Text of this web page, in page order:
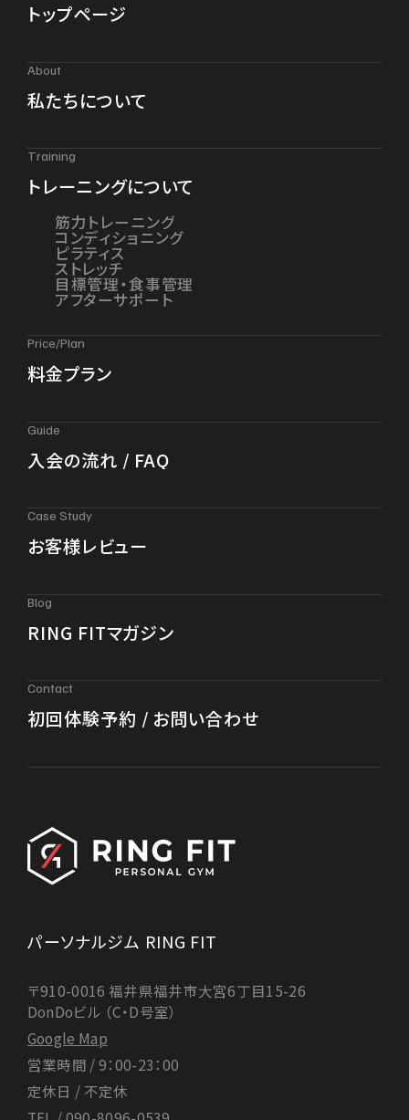
〒910-0016 福井県福井市大宮6丁目15-26
DonDoビル （C・D号室）
Google Map
定休日 / 不定休
© 2024 RING FIT
パーソナルジム RING FIT
〒910-0016 福井県福井市大宮6丁目15-26
DonDoビル （C・D号室）
Google Map
営業時間 / 9：00-23：00
定休日 / 不定休
トップページ
About
私たちについて
Training
トレーニングについて
筋力トレーニング
コンディショニング
ピラティス
ストレッチ
目標管理・食事管理
アフターサポート
Price/Plan
料金プラン
Guide
入会の流れ / FAQ
Case Study
お客様レビュー
Blog
RING FITマガジン
Contact
初回体験予約 / お問い合わせ